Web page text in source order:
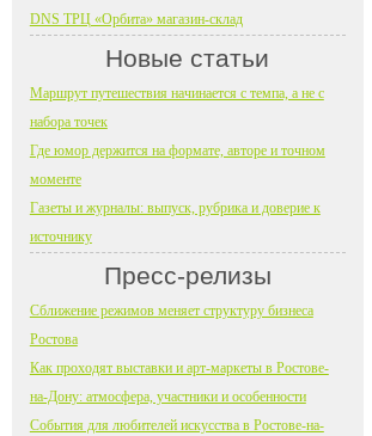
DNS ТРЦ «Орбита» магазин-склад
Новые статьи
Маршрут путешествия начинается с темпа, а не с
набора точек
Где юмор держится на формате, авторе и точном
моменте
Газеты и журналы: выпуск, рубрика и доверие к
источнику
Пресс-релизы
Сближение режимов меняет структуру бизнеса
Ростова
Как проходят выставки и арт-маркеты в Ростове-
на-Дону: атмосфера, участники и особенности
События для любителей искусства в Ростове-на-